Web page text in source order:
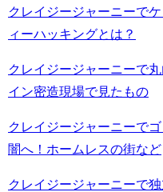
クレイジージャーニーで
ィーハッキングとは？
クレイジージャーニーで
イン密造現場で見たもの
クレイジージャーニーで
闇へ！ホームレスの街など
クレイジージャーニーで